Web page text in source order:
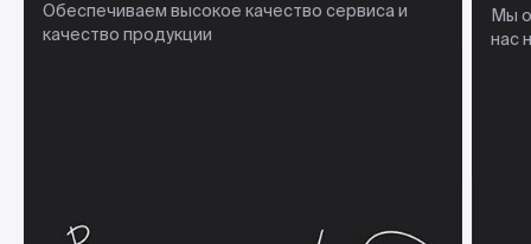
Обеспечиваем высокое качество сервиса и
качество продукции
Мы
нас